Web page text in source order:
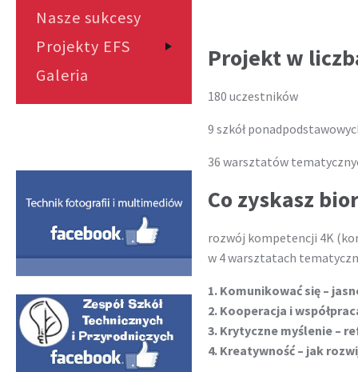
Nasze sukcesy
Projekty EFS
Galeria
Projekt w
180 uczestników
9 szkół
36 warsztatów
Co zyskasz
rozwój kompetencji 4K
w 4 warsztatach
1. Komunikować się –
2. Kooperacja i
3. Krytyczne myślenie –
4. Kreatywność – jak